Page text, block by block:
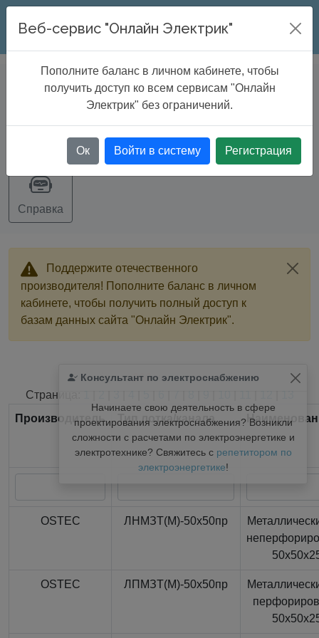
ONLINE ELECTRIC
DATABASE>Cable tray catalogue
Справка
Поддержите отечественного
производителя! Пополните баланс в личном
кабинете, чтобы получить полный доступ к
базам данных сайта "Онлайн Электрик".
Консультант по электроснабжению
Начинаете свою деятельность в сфере
проектирования электроснабжения? Возникли
сложности с расчетами по электроэнергетике и
электротехнике? Свяжитесь с репетитором по
электроэнергетике!
Найдено366из366записей.
Страница:
Производитель
Тип лотка/канала
OSTEC ЛНМЗТ(М)-50x50пр
OSTEC ЛПМЗТ(М)-50x50пр
Веб-сервис "Онлайн Электрик"
Пополните баланс в личном кабинете, чтобы
получить доступ ко всем сервисам "Онлайн
Электрик" без ограничений.
Ок Войти в систему Регистрация